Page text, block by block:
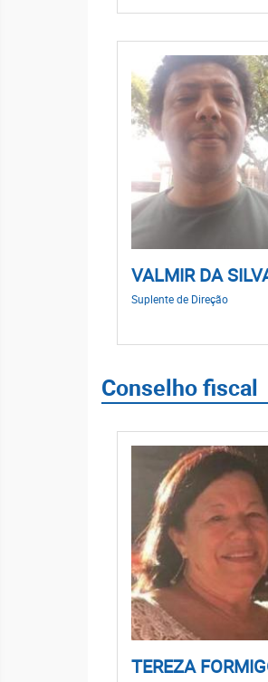
VALMIR DA
Suplente de Direção
Conselho fiscal
TEREZA